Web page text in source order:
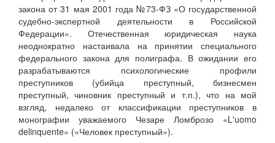
закона от 31 мая 2001 года №73-ФЗ «О государственной
судебно-экспертной деятельности в Российской
Федерации». Отечественная юридическая наука
неоднократно настаивала на принятии специального
федерального закона для полиграфа. В ожидании его
разрабатываются психологические профили
преступников (убийца преступный, бизнесмен
преступный, чиновник преступный и т.п.), что на мой
взгляд, недалеко от классификации преступников в
монографии уважаемого Чезаре Ломброзо «L'uomo
delinquente» («Человек преступный»).